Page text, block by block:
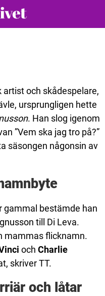
artist och skådespelare,
ursprungligen hette
. Han slog igenom
”Vem ska jag tro på?”
säsongen någonsin av
gammal bestämde han
till Di Leva.
mammas flicknamn.
och Charlie
skriver TT.
och låtar